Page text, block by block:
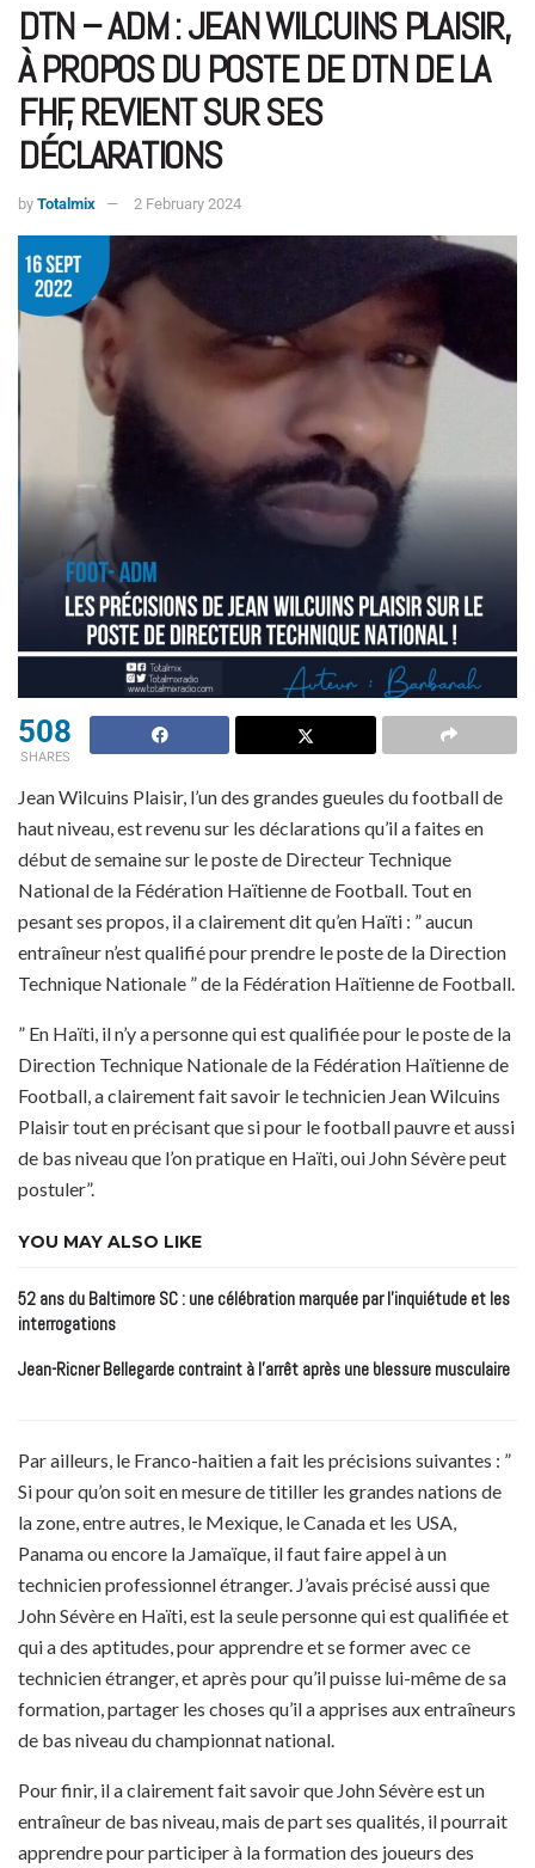
DTN – ADM : JEAN WILCUINS PLAISIR,
À PROPOS DU POSTE DE DTN DE LA
FHF, REVIENT SUR SES
DÉCLARATIONS
by Totalmix 2 February 2024
508
SHARES
Jean Wilcuins Plaisir, l’un des grandes gueules du football de
haut niveau, est revenu sur les déclarations qu’il a faites en
début de semaine sur le poste de Directeur Technique
National de la Fédération Haïtienne de Football. Tout en
pesant ses propos, il a clairement dit qu’en Haïti : ” aucun
entraîneur n’est qualifié pour prendre le poste de la Direction
Technique Nationale ” de la Fédération Haïtienne de Football.
” En Haïti, il n’y a personne qui est qualifiée pour le poste de la
Direction Technique Nationale de la Fédération Haïtienne de
Football, a clairement fait savoir le technicien Jean Wilcuins
Plaisir tout en précisant que si pour le football pauvre et aussi
de bas niveau que l’on pratique en Haïti, oui John Sévère peut
postuler”.
YOU MAY ALSO LIKE
52 ans du Baltimore SC : une célébration marquée par l’inquiétude et les
interrogations
Jean-Ricner Bellegarde contraint à l’arrêt après une blessure musculaire
Par ailleurs, le Franco-haitien a fait les précisions suivantes : ”
Si pour qu’on soit en mesure de titiller les grandes nations de
la zone, entre autres, le Mexique, le Canada et les USA,
Panama ou encore la Jamaïque, il faut faire appel à un
technicien professionnel étranger. J’avais précisé aussi que
John Sévère en Haïti, est la seule personne qui est qualifiée et
qui a des aptitudes, pour apprendre et se former avec ce
technicien étranger, et après pour qu’il puisse lui-même de sa
formation, partager les choses qu’il a apprises aux entraîneurs
de bas niveau du championnat national.
Pour finir, il a clairement fait savoir que John Sévère est un
entraîneur de bas niveau, mais de part ses qualités, il pourrait
apprendre pour participer à la formation des joueurs des